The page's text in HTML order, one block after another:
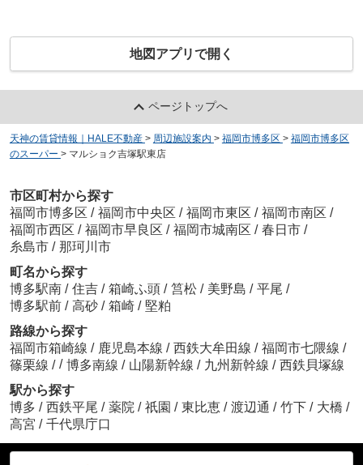
地図アプリで開く
ページトップへ
天神の賃貸情報｜HALE不動産 > 周辺施設案内 > 福岡市博多区 > 福岡市博多区
のスーパー > マルショク吉塚駅東店
市区町村から探す
福岡市博多区 / 福岡市中央区 / 福岡市東区 / 福岡市南区 /
福岡市西区 / 福岡市早良区 / 福岡市城南区 / 春日市 /
糸島市 / 那珂川市
町名から探す
博多駅南 / 住吉 / 箱崎ふ頭 / 筥松 / 美野島 / 平尾 /
博多駅前 / 高砂 / 箱崎 / 堅粕
路線から探す
福岡市箱崎線 / 鹿児島本線 / 西鉄大牟田線 / 福岡市七隈線 /
篠栗線 / / 博多南線 / 山陽新幹線 / 九州新幹線 / 西鉄貝塚線
駅から探す
博多 / 西鉄平尾 / 薬院 / 祇園 / 東比恵 / 渡辺通 / 竹下 / 大橋 /
高宮 / 千代県庁口